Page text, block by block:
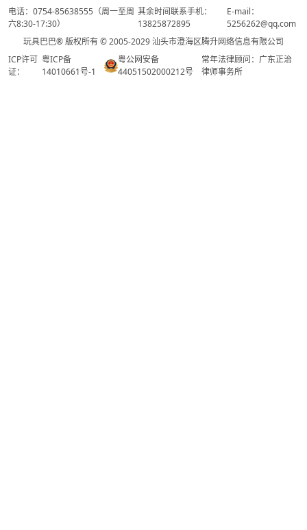
电话：0754-85638555（周一至周
六8:30-17:30）
其余时间联系手机：
13825872895
E-mail：
5256262@qq.com
玩具巴巴® 版权所有 © 2005-2029 汕头市澄海区腾升网络信息有限公司
ICP许可
证：
粤ICP备
14010661号-1
粤公网安备
44051502000212号
常年法律顾问：广东正治
律师事务所